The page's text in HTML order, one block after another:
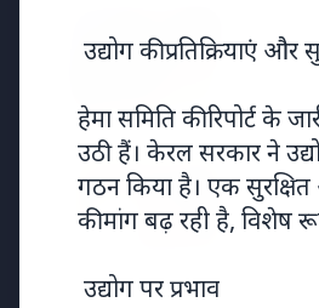
7 Jun
सलिम
15 May
भोपाल
परिवार
उद्योग की प्रतिक्रियाएं और
हेमा समिति की रिपोर्ट के
उठी हैं। केरल सरकार ने
गठन किया है। एक
की मांग बढ़ रही है, विशेष
उद्योग पर प्रभाव